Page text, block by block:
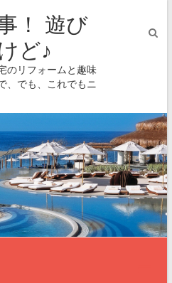
！ 遊び
ど♪
のリフォームと趣味
、でも、これでもニ